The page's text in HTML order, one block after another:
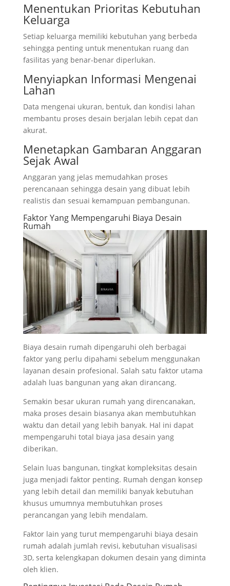
Menentukan Prioritas Kebutuhan
Keluarga
Setiap keluarga memiliki kebutuhan yang berbeda
sehingga penting untuk menentukan ruang dan
fasilitas yang benar-benar diperlukan.
Menyiapkan Informasi Mengenai
Lahan
Data mengenai ukuran, bentuk, dan kondisi lahan
membantu proses desain berjalan lebih cepat dan
akurat.
Menetapkan Gambaran Anggaran
Sejak Awal
Anggaran yang jelas memudahkan proses
perencanaan sehingga desain yang dibuat lebih
realistis dan sesuai kemampuan pembangunan.
Faktor Yang Mempengaruhi Biaya Desain
Rumah
Biaya desain rumah dipengaruhi oleh berbagai
faktor yang perlu dipahami sebelum menggunakan
layanan desain profesional. Salah satu faktor utama
adalah luas bangunan yang akan dirancang.
Semakin besar ukuran rumah yang direncanakan,
maka proses desain biasanya akan membutuhkan
waktu dan detail yang lebih banyak. Hal ini dapat
mempengaruhi total biaya jasa desain yang
diberikan.
Selain luas bangunan, tingkat kompleksitas desain
juga menjadi faktor penting. Rumah dengan konsep
yang lebih detail dan memiliki banyak kebutuhan
khusus umumnya membutuhkan proses
perancangan yang lebih mendalam.
Faktor lain yang turut mempengaruhi biaya desain
rumah adalah jumlah revisi, kebutuhan visualisasi
3D, serta kelengkapan dokumen desain yang diminta
oleh klien.